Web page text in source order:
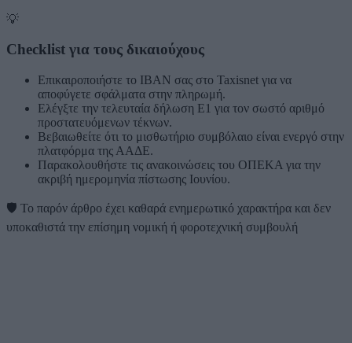
💡
Checklist για τους δικαιούχους
Επικαιροποιήστε το IBAN σας στο Taxisnet για να
αποφύγετε σφάλματα στην πληρωμή.
Ελέγξτε την τελευταία δήλωση Ε1 για τον σωστό αριθμό
προστατευόμενων τέκνων.
Βεβαιωθείτε ότι το μισθωτήριο συμβόλαιο είναι ενεργό στην
πλατφόρμα της ΑΑΔΕ.
Παρακολουθήστε τις ανακοινώσεις του ΟΠΕΚΑ για την
ακριβή ημερομηνία πίστωσης Ιουνίου.
🛡️ Το παρόν άρθρο έχει καθαρά ενημερωτικό χαρακτήρα και δεν
υποκαθιστά την επίσημη νομική ή φοροτεχνική συμβουλή